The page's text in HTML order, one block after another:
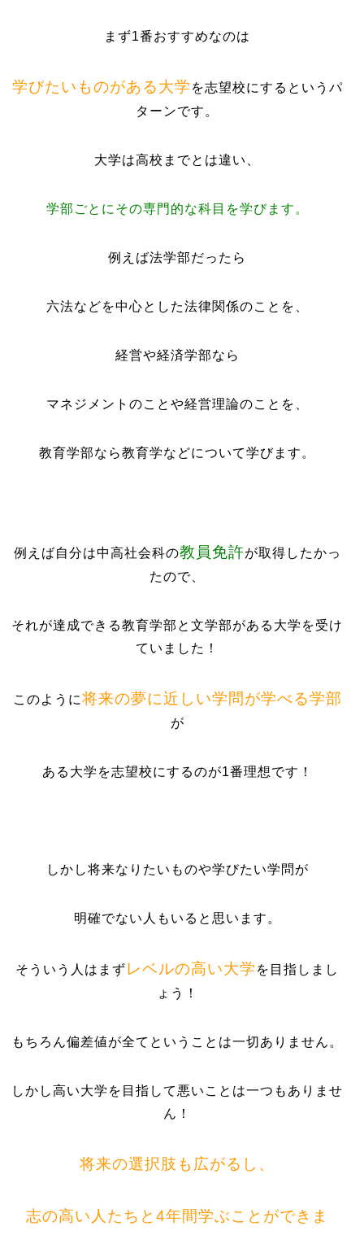
まず1番おすすめなのは
学びたいものがある大学 を志望校にするというパ
ターンです。
大学は高校までとは違い、
学部ごとにその専門的な科目を学びます。
例えば法学部だったら
六法などを中心とした法律関係のことを、
経営や経済学部なら
マネジメントのことや経営理論のことを、
教育学部なら教育学などについて学びます。
例えば自分は中高社会科の教員免許が取得したかっ
たので、
それが達成できる教育学部と文学部がある大学を受け
ていました！
このように将来の夢に近しい学問が学べる学部
が
ある大学を志望校にするのが1番理想です！
しかし将来なりたいものや学びたい学問が
明確でない人もいると思います。
そういう人はまず レベルの高い大学 を目指しまし
ょう！
もちろん偏差値が全てということは一切ありません。
しかし高い大学を目指して悪いことは一つもありませ
ん！
将来の選択肢も広がるし、
志の高い人たちと4年間学ぶことができま